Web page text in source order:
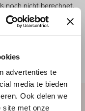
advertenties te
media te bieden
Ook delen we
site met onze
noch nicht berechnet.
ist bereits bekannt, der
Land aus